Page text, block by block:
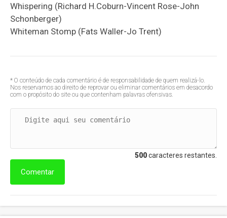
Whispering (Richard H.Coburn-Vincent Rose-John
Schonberger)
Whiteman Stomp (Fats Waller-Jo Trent)
* O conteúdo de cada comentário é de responsabilidade de quem realizá-lo.
Nos reservamos ao direito de reprovar ou eliminar comentários em desacordo
com o propósito do site ou que contenham palavras ofensivas.
500caracteres restantes.
Comentar